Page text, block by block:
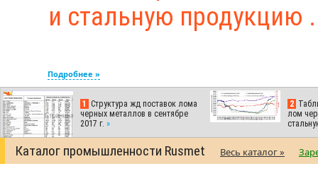
и стальную продукцию .
Подробнее »
1
Структура жд поставок лома
черных металлов в сентябре
2017 г. »
2
лом
Каталог промышленности Rusmet Весь каталог »